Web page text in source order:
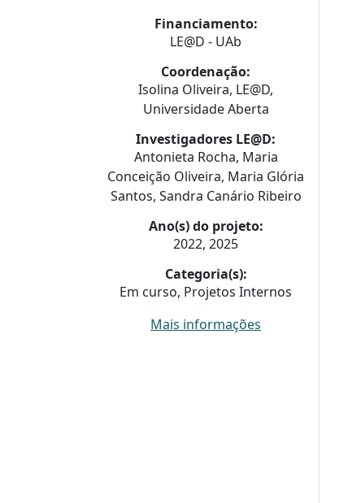
Financiamento:
LE@D - UAb
Coordenação:
Isolina Oliveira, LE@D,
Universidade Aberta
Investigadores LE@D:
Antonieta Rocha, Maria
Conceição Oliveira, Maria Glória
Santos, Sandra Canário Ribeiro
Ano(s) do projeto:
2022, 2025
Categoria(s):
Em curso, Projetos Internos
Mais informações